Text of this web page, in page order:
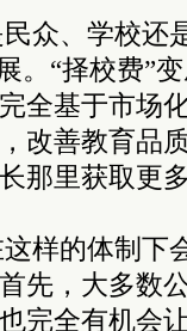
众、学校还
。“择校费”
全基于市场
改善教育品
那里获取更
样的体制下
先，大多数
完全有机会